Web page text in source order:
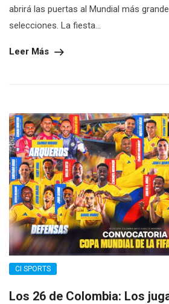
abrirá las puertas al Mundial más
selecciones. La fiesta...
Leer Más
CI SPORTS
Los 26 de Colombia: Los